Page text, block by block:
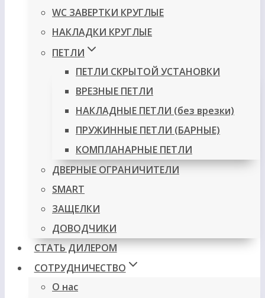
WC ЗАВЕРТКИ КРУГЛЫЕ
НАКЛАДКИ КРУГЛЫЕ
ПЕТЛИ
ПЕТЛИ СКРЫТОЙ УСТАНОВКИ
ВРЕЗНЫЕ ПЕТЛИ
НАКЛАДНЫЕ ПЕТЛИ (без врезки)
ПРУЖИННЫЕ ПЕТЛИ (БАРНЫЕ)
КОМПЛАНАРНЫЕ ПЕТЛИ
ДВЕРНЫЕ ОГРАНИЧИТЕЛИ
SMART
ЗАЩЕЛКИ
ДОВОДЧИКИ
СТАТЬ ДИЛЕРОМ
СОТРУДНИЧЕСТВО
О нас